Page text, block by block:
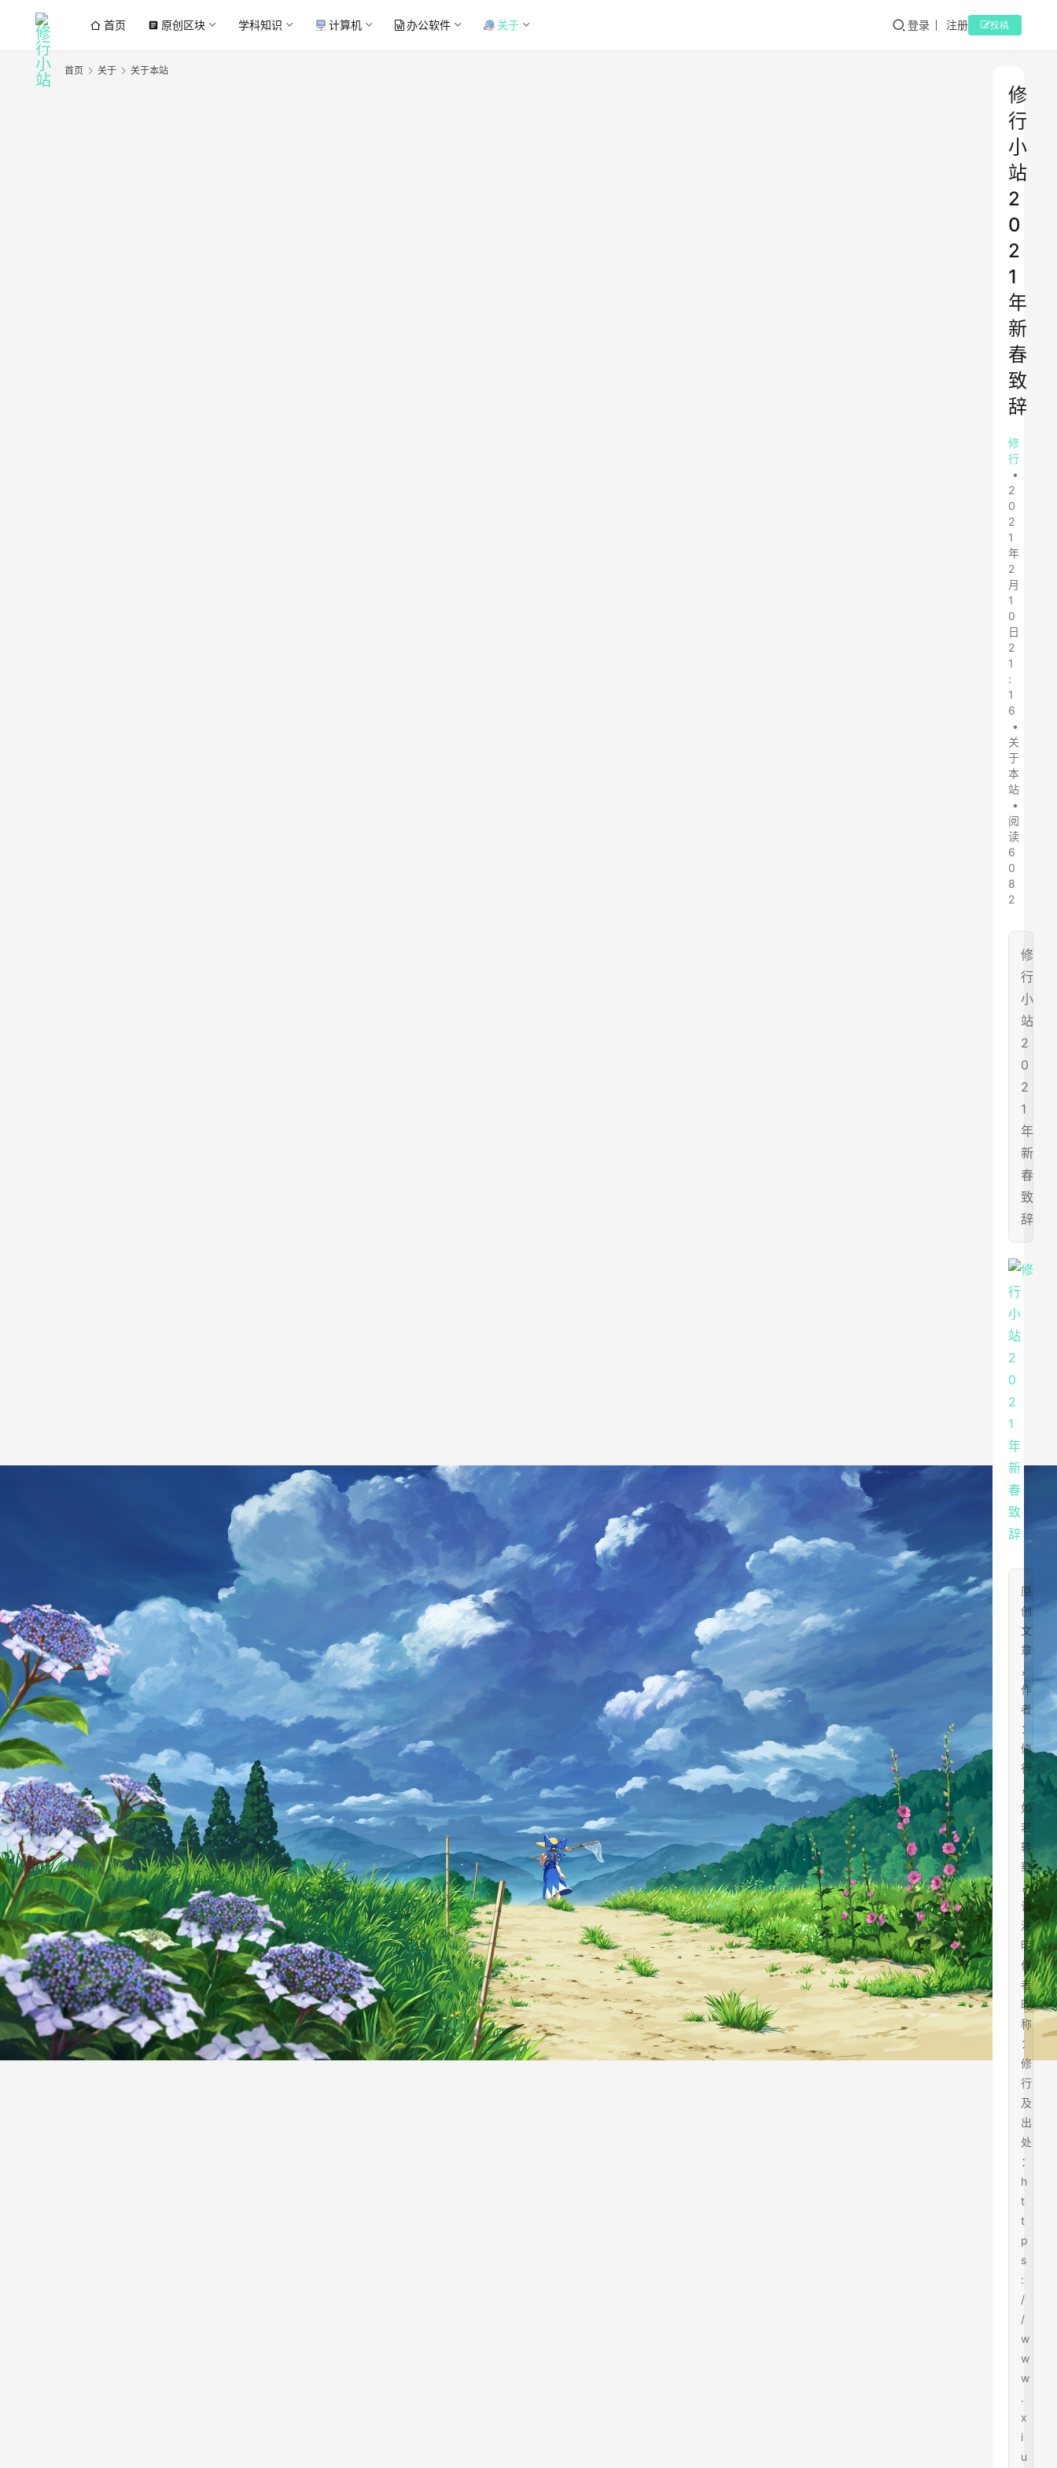
首页 article 原创区块 学科知识 计算机 办公软件 关于 登录 注册 投稿
首页 关于 关于本站
修
行
小
站
2
0
2
1
年
新
春
致
辞
修
行
•
2
0
2
1
年
2
月
1
0
日
2
1
:
1
6
•
关
于
本
站
•
阅
读
6
0
8
2
修
行
小
站
2
0
2
1
年
新
春
致
辞
原
创
文
章
，
作
者
：
修
行
，
如
若
转
载
，
请
注
明
作
者
昵
称
：
修
行
及
出
处
：
h
t
t
p
s
:
/
/
w
w
w
.
x
i
u